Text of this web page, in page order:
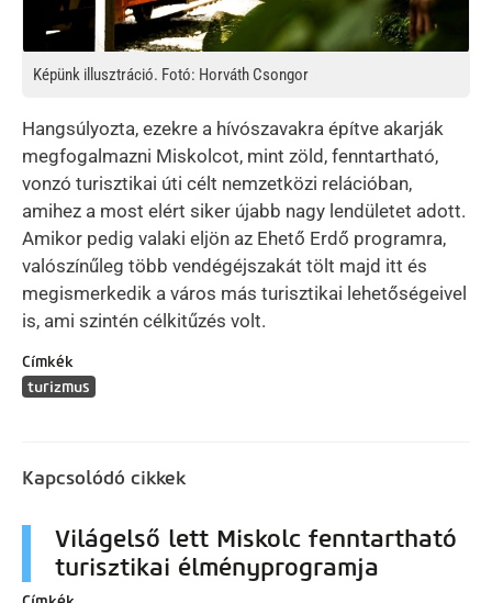
Képünk illusztráció. Fotó: Horváth Csongor
Hangsúlyozta, ezekre a hívószavakra építve akarják
megfogalmazni Miskolcot, mint zöld, fenntartható,
vonzó turisztikai úti célt nemzetközi relációban,
amihez a most elért siker újabb nagy lendületet adott.
Amikor pedig valaki eljön az Ehető Erdő programra,
valószínűleg több vendégéjszakát tölt majd itt és
megismerkedik a város más turisztikai lehetőségeivel
is, ami szintén célkitűzés volt.
Címkék
turizmus
Kapcsolódó cikkek
Világelső lett Miskolc fenntartható
turisztikai élményprogramja